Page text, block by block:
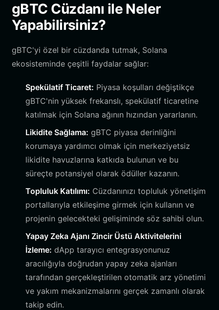
gBTC Cüzdanı ile Neler
Yapabilirsiniz?
gBTC'yi özel bir cüzdanda tutmak, Solana
ekosisteminde çeşitli faydalar sağlar:
Spekülatif Ticaret: Piyasa koşulları değiştikçe
gBTC'nin yüksek frekanslı, spekülatif ticaretine
katılmak için Solana ağının hızından yararlanın.
Likidite Sağlama: gBTC piyasa derinliğini
korumaya yardımcı olmak için merkeziyetsiz
likidite havuzlarına katkıda bulunun ve bu
süreçte potansiyel olarak ödüller kazanın.
Topluluk Katılımı: Cüzdanınızı topluluk yönetişim
portallarıyla etkileşime girmek için kullanın ve
projenin gelecekteki gelişiminde söz sahibi olun.
Yapay Zeka Ajanı Zincir Üstü Aktivitelerini
İzleme: dApp tarayıcı entegrasyonunuz
aracılığıyla doğrudan yapay zeka ajanları
tarafından gerçekleştirilen otomatik arz yönetimi
ve yakım mekanizmalarını gerçek zamanlı olarak
takip edin.